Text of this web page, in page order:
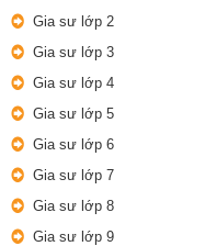
Gia sư lớp 2
Gia sư lớp 3
Gia sư lớp 4
Gia sư lớp 5
Gia sư lớp 6
Gia sư lớp 7
Gia sư lớp 8
Gia sư lớp 9